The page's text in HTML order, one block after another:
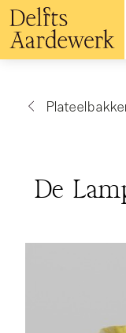
Overslaan
en
naar
de
Bekijken
Verdiepen
De